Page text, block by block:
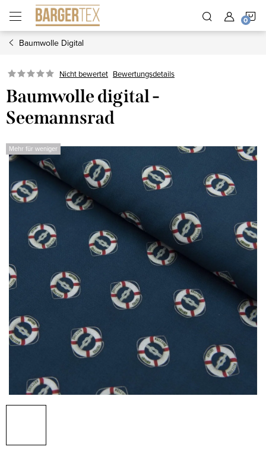
Inhalt
springen
Baumwolle Digital
Nicht bewertet Bewertungsdetails
Baumwolle digital -
Seemannsrad
Mehr für weniger